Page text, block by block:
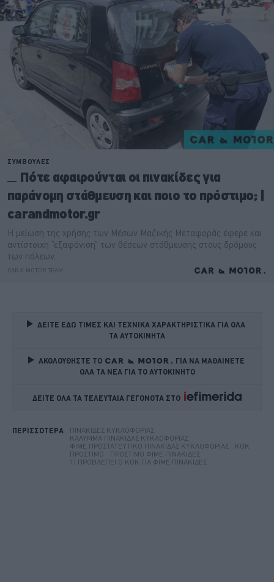
ΔΕΙΤΕ ΕΔΩ ΤΙΜΕΣ ΚΑΙ ΤΕΧΝΙΚΑ ΧΑΡΑΚΤΗΡΙΣΤΙΚΑ ΓΙΑ ΟΛΑ
ΤΑ ΑΥΤΟΚΙΝΗΤΑ
ΑΚΟΛΟΥΘΗΣΤΕ ΤΟ
ΓΙΑ ΝΑ ΜΑΘΑΙΝΕΤΕ
ΟΛΑ ΤΑ ΝΕΑ ΓΙΑ ΤΟ ΑΥΤΟΚΙΝΗΤΟ
ΔΕΙΤΕ ΟΛΑ ΤΑ ΤΕΛΕΥΤΑΙΑ ΓΕΓΟΝΟΤΑ ΣΤΟ
ΠΕΡΙΣΣΟΤΕΡΑ
ΠΙΝΑΚΊΔΕΣ ΚΥΚΛΟΦΟΡΊΑΣ
ΚΆΛΥΜΜΑ ΠΙΝΑΚΊΔΑΣ ΚΥΚΛΟΦΟΡΊΑΣ
ΦΙΜΈ ΠΡΟΣΤΑΤΕΥΤΙΚΌ ΠΙΝΑΚΊΔΑΣ ΚΥΚΛΟΦΟΡΊΑΣ
ΚΟΚ
ΠΡΌΣΤΙΜΟ
ΠΡΌΣΤΙΜΟ ΦΙΜΈ ΠΙΝΑΚΊΔΕΣ
ΤΙ ΠΡΟΒΛΈΠΕΙ Ο ΚΟΚ ΓΙΑ ΦΙΜΈ ΠΙΝΑΚΊΔΕΣ